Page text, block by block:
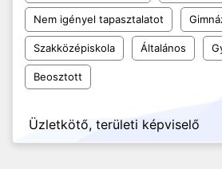
Nem igényel tapasztalatot
Szakközépiskola Általános
Beosztott
Üzletkötő, területi képviselő